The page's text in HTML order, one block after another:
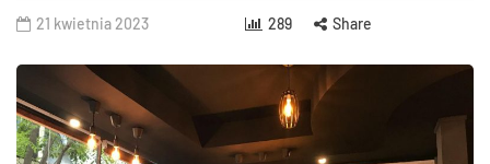
21 kwietnia 2023 289 Share